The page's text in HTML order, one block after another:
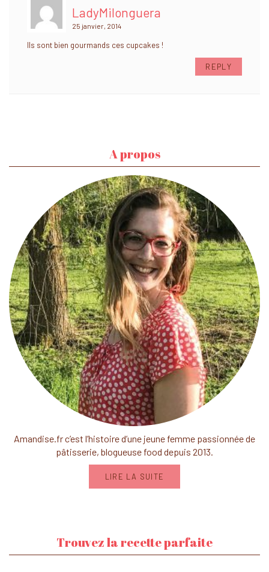
LadyMilonguera
25 janvier, 2014
Ils sont bien gourmands ces cupcakes !
REPLY
A propos
Amandise.fr c’est l’histoire d’une jeune femme passionnée de
pâtisserie, blogueuse food depuis 2013.
LIRE LA SUITE
Trouvez la recette parfaite